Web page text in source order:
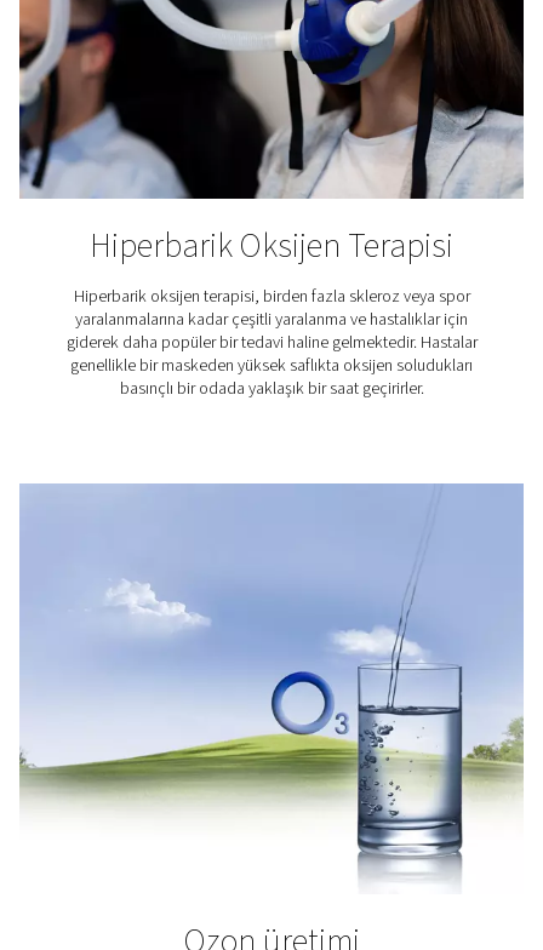
Su ürünleri
sektör, dünyanın artan gıda talebine çözüm